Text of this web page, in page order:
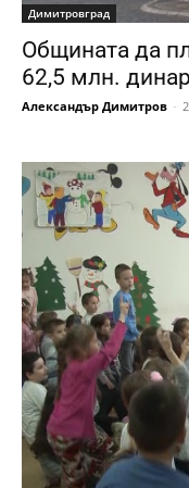
Димитровград
Общината да
62,5 млн.
Александър Димитров -